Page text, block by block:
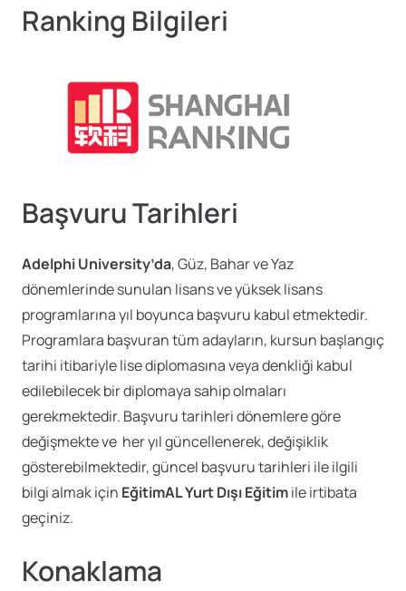
Ranking Bilgileri
Başvuru Tarihleri
Adelphi University’da, Güz, Bahar ve Yaz
dönemlerinde sunulan lisans ve yüksek lisans
programlarına yıl boyunca başvuru kabul etmektedir.
Programlara başvuran tüm adayların, kursun başlangıç
tarihi itibariyle lise diplomasına veya denkliği kabul
edilebilecek bir diplomaya sahip olmaları
gerekmektedir. Başvuru tarihleri dönemlere göre
değişmekte ve her yıl güncellenerek, değişiklik
gösterebilmektedir, güncel başvuru tarihleri ile ilgili
bilgi almak için EğitimAL Yurt Dışı Eğitimile irtibata
geçiniz.
Konaklama